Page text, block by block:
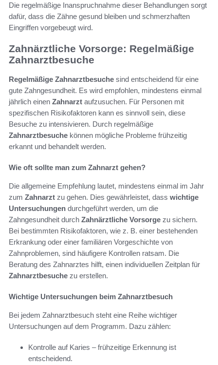
Die regelmäßige Inanspruchnahme dieser Behandlungen sorgt
dafür, dass die Zähne gesund bleiben und schmerzhaften
Eingriffen vorgebeugt wird.
Zahnärztliche Vorsorge: Regelmäßige
Zahnarztbesuche
Regelmäßige Zahnarztbesuche sind entscheidend für eine
gute Zahngesundheit. Es wird empfohlen, mindestens einmal
jährlich einen Zahnarzt aufzusuchen. Für Personen mit
spezifischen Risikofaktoren kann es sinnvoll sein, diese
Besuche zu intensivieren. Durch regelmäßige
Zahnarztbesuche können mögliche Probleme frühzeitig
erkannt und behandelt werden.
Wie oft sollte man zum Zahnarzt gehen?
Die allgemeine Empfehlung lautet, mindestens einmal im Jahr
zum Zahnarzt zu gehen. Dies gewährleistet, dass wichtige
Untersuchungen durchgeführt werden, um die
Zahngesundheit durch Zahnärztliche Vorsorge zu sichern.
Bei bestimmten Risikofaktoren, wie z. B. einer bestehenden
Erkrankung oder einer familiären Vorgeschichte von
Zahnproblemen, sind häufigere Kontrollen ratsam. Die
Beratung des Zahnarztes hilft, einen individuellen Zeitplan für
Zahnarztbesuche zu erstellen.
Wichtige Untersuchungen beim Zahnarztbesuch
Bei jedem Zahnarztbesuch steht eine Reihe wichtiger
Untersuchungen auf dem Programm. Dazu zählen:
Kontrolle auf Karies – frühzeitige Erkennung ist
entscheidend.